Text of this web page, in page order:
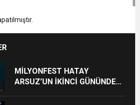
MİLYONFEST HATAY
ARSUZ’UN İKİNCİ GÜNÜNDE